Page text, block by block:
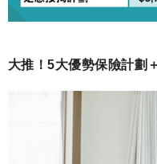
大推！5大優勢保險計劃